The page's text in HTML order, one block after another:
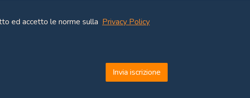
ed accetto le norme sulla Privacy Policy
Invia iscrizione